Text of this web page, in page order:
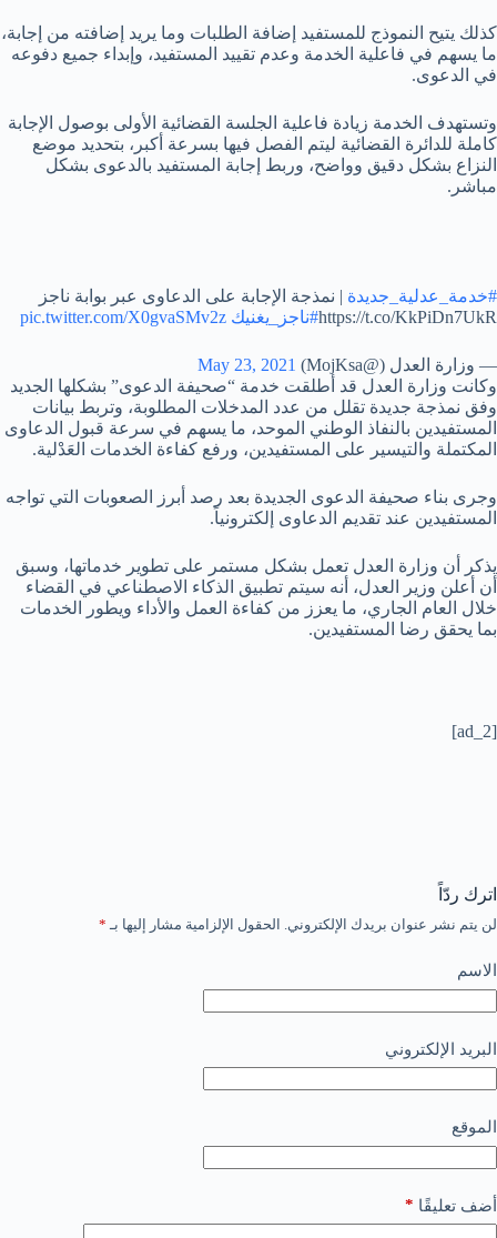
كذلك يتيح النموذج للمستفيد إضافة الطلبات وما يريد إضافته من إجابة،
ما يسهم في فاعلية الخدمة وعدم تقييد المستفيد، وإبداء جميع دفوعه
في الدعوى.
وتستهدف الخدمة زيادة فاعلية الجلسة القضائية الأولى بوصول الإجابة
كاملة للدائرة القضائية ليتم الفصل فيها بسرعة أكبر، بتحديد موضع
النزاع بشكل دقيق وواضح، وربط إجابة المستفيد بالدعوى بشكل
مباشر.
#خدمة_عدلية_جديدة | نمذجة الإجابة على الدعاوى عبر بوابة ناجز
https://t.co/KkPiDn7UkR#ناجز_يغنيك pic.twitter.com/X0gvaSMv2z
— وزارة العدل (@MojKsa)
May 23, 2021
وكانت وزارة العدل قد أطلقت خدمة “صحيفة الدعوى” بشكلها الجديد
وفق نمذجة جديدة تقلل من عدد المدخلات المطلوبة، وتربط بيانات
المستفيدين بالنفاذ الوطني الموحد، ما يسهم في سرعة قبول الدعاوى
المكتملة والتيسير على المستفيدين، ورفع كفاءة الخدمات العَدْلية.
وجرى بناء صحيفة الدعوى الجديدة بعد رصد أبرز الصعوبات التي تواجه
المستفيدين عند تقديم الدعاوى إلكترونياً.
يذكر أن وزارة العدل تعمل بشكل مستمر على تطوير خدماتها، وسبق
أن أعلن وزير العدل، أنه سيتم تطبيق الذكاء الاصطناعي في القضاء
خلال العام الجاري، ما يعزز من كفاءة العمل والأداء ويطور الخدمات
بما يحقق رضا المستفيدين.
[ad_2]
اترك ردّاً
لن يتم نشر عنوان بريدك الإلكتروني. الحقول الإلزامية مشار إليها بـ *
الاسم
البريد الإلكتروني
الموقع
أضف تعليقًا *